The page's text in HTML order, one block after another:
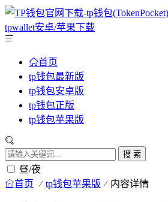
首页
tp钱包最新版
tp钱包安卓版
tp钱包正版
tp钱包苹果版
搜 索
昼/夜
首页 tp钱包苹果版 内容详情